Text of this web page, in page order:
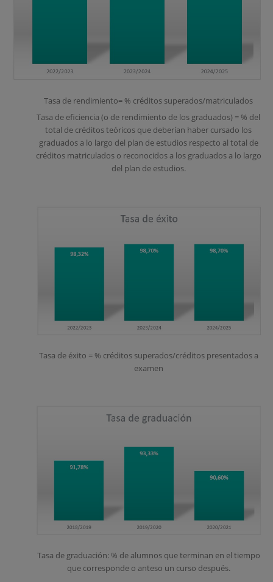
Tasa de rendimiento= % créditos superados/matriculados
Tasa de eficiencia (o de rendimiento de los graduados) = % del
total de créditos teóricos que deberían haber cursado los
graduados a lo largo del plan de estudios respecto al total de
créditos matriculados o reconocidos a los graduados a lo largo
del plan de estudios.
Tasa de éxito = % créditos superados/créditos presentados a
examen
Tasa de graduación: % de alumnos que terminan en el tiempo
que corresponde o anteso un curso después.